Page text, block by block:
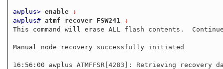
awplus> enable ↓
awplus# atmf recover FSW241
↓
This command will erase ALL flash contents.
Manual node recovery successfully initiated
16:56:00 awplus ATMFFSR[4283]: Retrieving recovery